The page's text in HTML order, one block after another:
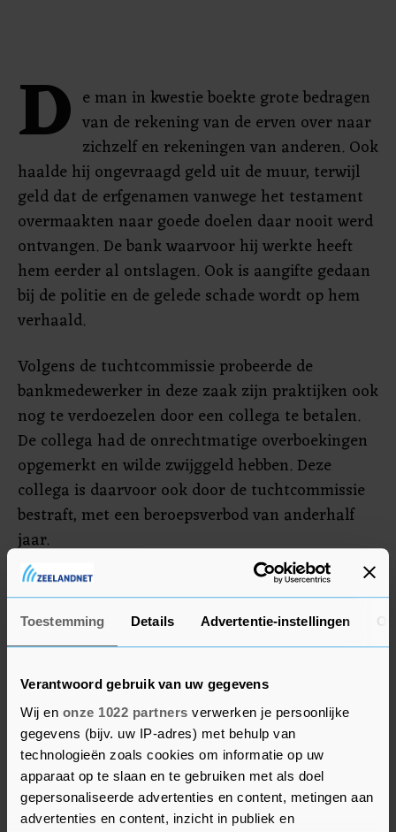
Toestemming Details Advertentie-instellingen
Verantwoord gebruik van uw gegevens
Wij en onze 1022 partners verwerken je persoonlijke
gegevens (bijv. uw IP-adres) met behulp van
technologieën zoals cookies om informatie op uw
apparaat op te slaan en te gebruiken met als doel
gepersonaliseerde advertenties en content, metingen aan
advertenties en content, inzicht in publiek en
D e man in kwestie boekte grote bedragen
van de rekening van de erven over naar
zichzelf en rekeningen van anderen. Ook
haalde hij ongevraagd geld uit de muur, terwijl
geld dat de erfgenamen vanwege het testament
overmaakten naar goede doelen daar nooit werd
ontvangen. De bank waarvoor hij werkte heeft
hem eerder al ontslagen. Ook is aangifte gedaan
bij de politie en de gelede schade wordt op hem
verhaald.
Volgens de tuchtcommissie probeerde de
bankmedewerker in deze zaak zijn praktijken ook
nog te verdoezelen door een collega te betalen.
De collega had de onrechtmatige overboekingen
opgemerkt en wilde zwijggeld hebben. Deze
collega is daarvoor ook door de tuchtcommissie
bestraft, met een beroepsverbod van anderhalf
jaar.
De bankierseed is sinds 2015 verplicht voor
iedereen die bij een bank werkt. Wie deze
ondertekent dient zich te houden aan bepaalde
geroepen om het vertrouwen in de financiële
sector te herstellen.